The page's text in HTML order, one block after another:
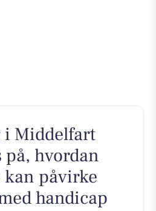
Middelfart
hvordan
påvirke
handicap